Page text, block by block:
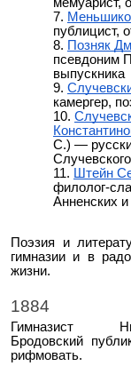
мемуарист,
публицист,
Позняк
псевдоним
выпускника
камергер,
С.) ―
Штейн
филолог-
Анненских и
Поэзия и
гимназии и в
жизни.
1884
Гимназист
Бродовский
рифмовать.